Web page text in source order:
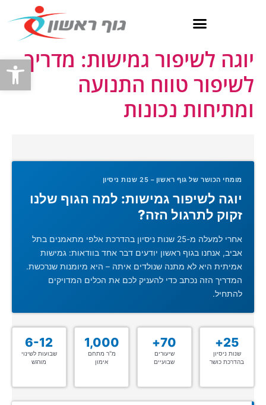
יוגה לשיפור גמישות: מדריך
לשיפור טווח התנועה
ומתיחות נכונות
מומחי הכושר של גוף ראשון – 25 שנות ניסיון
יוגה לשיפור גמישות: למה הגוף שלנו
זקוק לתרגול הזה?
אחרי למעלה מ-25 שנות ניסיון בהדרכת אלפי מתאמנים בתל
אביב, אנחנו בגוף ראשון יודעים דבר אחד בוודאות: גמישות
אמיתית היא לא מתנה שנולדים איתה – היא מיומנות שנרכשת.
המדריך הזה נכתב כדי להעניק לכם את הכלים המדויקים
להתחיל.
25+
שנות ניסיון
בהדרכת כושר
70+
שיעורים
שבועיים
1,000
מ"ר מתחם
אימון
6-12
שבועות לשינוי
מורגש